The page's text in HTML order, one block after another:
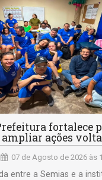
fortalece
ações
07 de Agosto de 2026 às
entre a Semias e a